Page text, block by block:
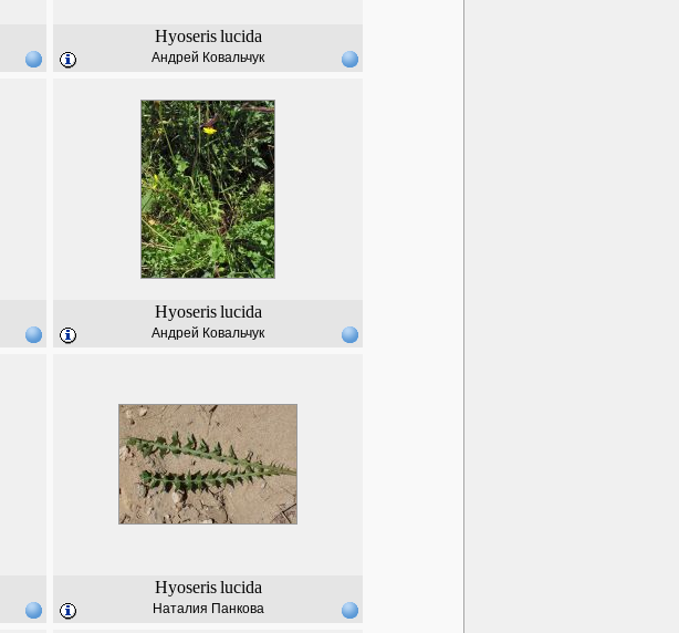
Hyoseris lucida
Андрей Ковальчук
Hyoseris lucida
Андрей Ковальчук
Hyoseris lucida
Наталия Панкова